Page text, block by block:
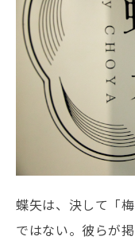
蝶矢は、決して「
ではない。彼らが